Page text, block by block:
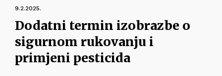
9.2.2025.
Dodatni termin izobrazbe o
sigurnom rukovanju i
primjeni pesticida